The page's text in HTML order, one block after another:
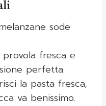
sode
provola fresca e
perfetta.
la pasta fresca,
va benissimo.